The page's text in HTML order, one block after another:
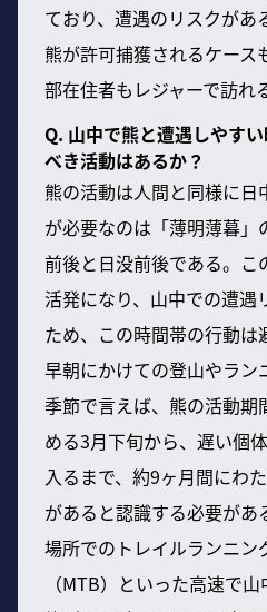
ており、遭遇のリスクがあ
熊が許可捕獲されるケース
部在住者もレジャーで訪れ
Q. 山中で熊と遭遇しやす
べき活動はあるか？
熊の活動は人間と同様に日
が必要なのは「薄明薄暮
前後と日没前後である。こ
活発になり、山中での遭遇
ため、この時間帯の行動は
早朝にかけての登山やラン
季節で言えば、熊の活動期
める3月下旬から、遅い個
入るまで、約9ヶ月間にわ
があると認識する必要が
場所でのトレイルランニン
（MTB）といった高速で山